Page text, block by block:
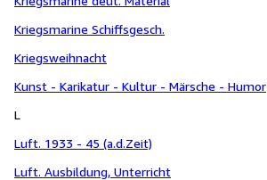
Kriegsmarine Schiffsgesch.
Kriegsweihnacht
Kunst - Karikatur - Kultur - Märsche - Humor
L
Luft. 1933 - 45 (a.d.Zeit)
Luft. Ausbildung, Unterricht